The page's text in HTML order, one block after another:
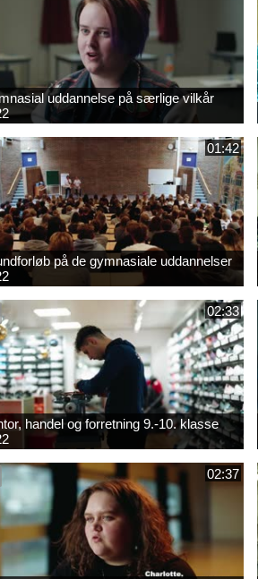
uddannelse på særlige vilkår
01:42
på de gymnasiale uddannelser
02:33
handel og forretning 9.-10. klasse
02:37